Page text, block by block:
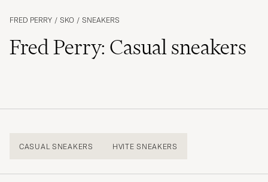
FRED PERRY / SKO / SNEAKERS
Fred Perry: Casual sneakers
CASUAL SNEAKERS HVITE SNEAKERS